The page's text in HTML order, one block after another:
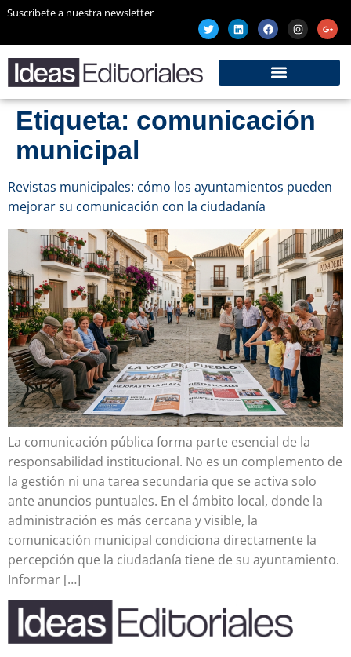
Suscríbete a nuestra newsletter
Etiqueta: comunicación
municipal
Revistas municipales: cómo los ayuntamientos pueden
mejorar su comunicación con la ciudadanía
La comunicación pública forma parte esencial de la
responsabilidad institucional. No es un complemento de
la gestión ni una tarea secundaria que se activa solo
ante anuncios puntuales. En el ámbito local, donde la
administración es más cercana y visible, la
comunicación municipal condiciona directamente la
percepción que la ciudadanía tiene de su ayuntamiento.
Informar […]